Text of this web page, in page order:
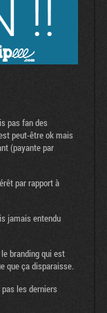
pas fan des
peut-être ok mais
(payante par
par rapport à
jamais entendu
branding qui est
que ça disparaisse.
les derniers